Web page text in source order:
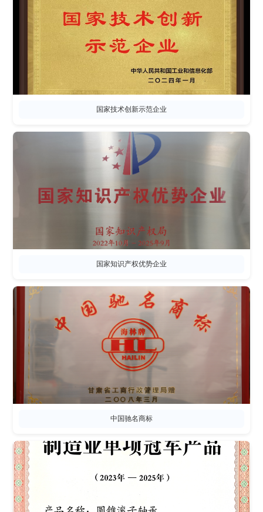
国家技术创新示范企业
国家知识产权优势企业
中国驰名商标